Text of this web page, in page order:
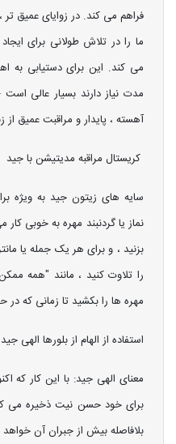
فراهم می کند. در زوایای عمیق
ما را در تلاش طولانی برای
می کند. این برای دستیابی به
مدت نیاز دارند بسیار عالی
آهسته ، پایدار و مراقبت عمیق از
کریستال مراقبه مدیتیشن با جید
سایه های زیتون جید به ویژه
نماز یا گردنبند مهره به خوبی
بزنید ، و برای هر یک جمله یا
را تلاوت کنید ، مانند "همه
مهره ها را بکشید تا زمانی که
استفاده از الهام از بلورها الهی جید
معنای الهی جید: با این کار که
برای خود حسن نیت ذخیره می
بلافاصله بیش از جبران آن خواهد